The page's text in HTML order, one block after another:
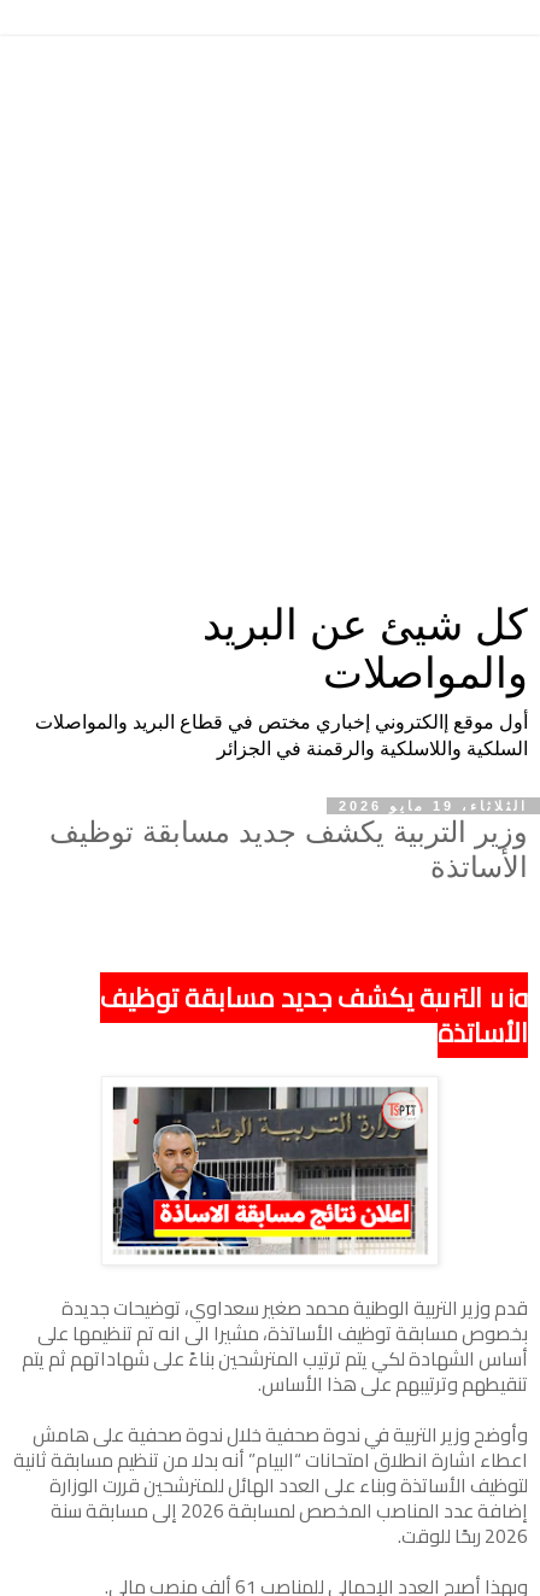
كل شيئ عن البريد
والمواصلات
أول موقع إالكتروني إخباري مختص في قطاع البريد والمواصلات
السلكية واللاسلكية والرقمنة في الجزائر
الثلاثاء، 19 مايو 2026
وزير التربية يكشف جديد مسابقة توظيف
الأساتذة
وزير التربية يكشف جديد مسابقة توظيف
الأساتذة
قدم وزير التربية الوطنية محمد صغير سعداوي، توضيحات جديدة
بخصوص مسابقة توظيف الأساتذة، مشيرا الى انه تم تنظيمها على
أساس الشهادة لكي يتم ترتيب المترشحين بناءً على شهاداتهم ثم يتم
تنقيطهم وترتيبهم على هذا الأساس.
وأوضح وزير التربية في ندوة صحفية خلال ندوة صحفية على هامش
اعطاء اشارة انطلاق امتحانات “البيام” أنه بدلا من تنظيم مسابقة ثانية
لتوظيف الأساتذة وبناء على العدد الهائل للمترشحين قررت الوزارة
إضافة عدد المناصب المخصص لمسابقة 2026 إلى مسابقة سنة
2026 ربحًا للوقت.
وبهذا أصبح العدد الإجمالي للمناصب 61 ألف منصب مالي.